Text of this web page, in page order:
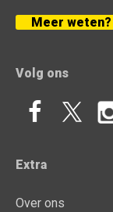
Meer weten?
Volg ons
Extra
Over ons